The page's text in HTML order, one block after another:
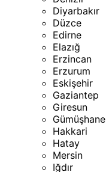
Diyarbakır
Düzce
Edirne
Elazığ
Erzincan
Erzurum
Eskişehir
Gaziantep
Giresun
Gümüşhane
Hakkari
Hatay
Mersin
Iğdır